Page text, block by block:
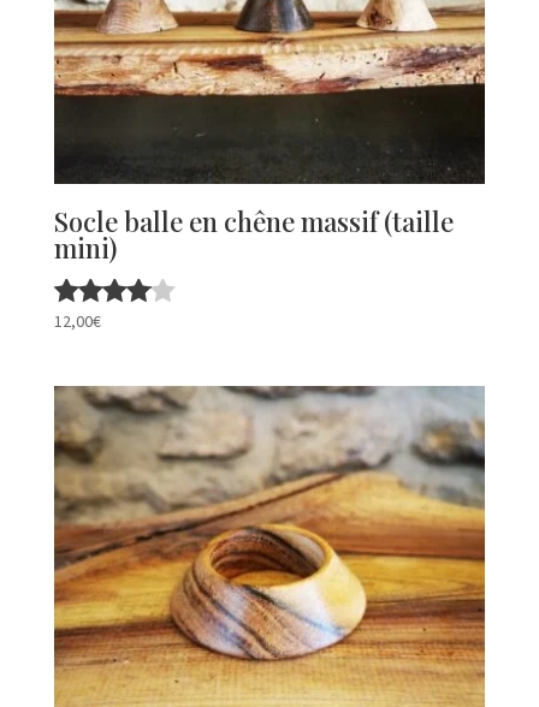
Socle balle en chêne massif (taille
mini)
Note
12,00€